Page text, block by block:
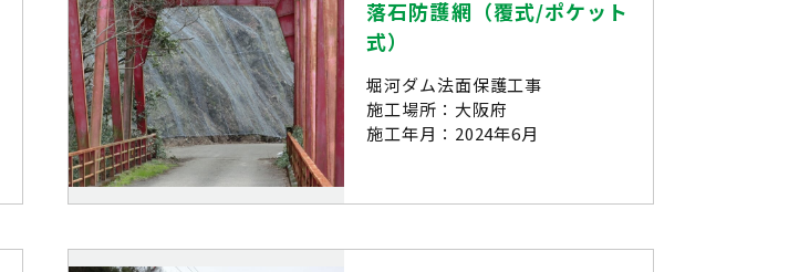
落石防護網（覆式/ポケット
式）
堀河ダム法面保護工事
施工場所：大阪府
施工年月：2024年6月